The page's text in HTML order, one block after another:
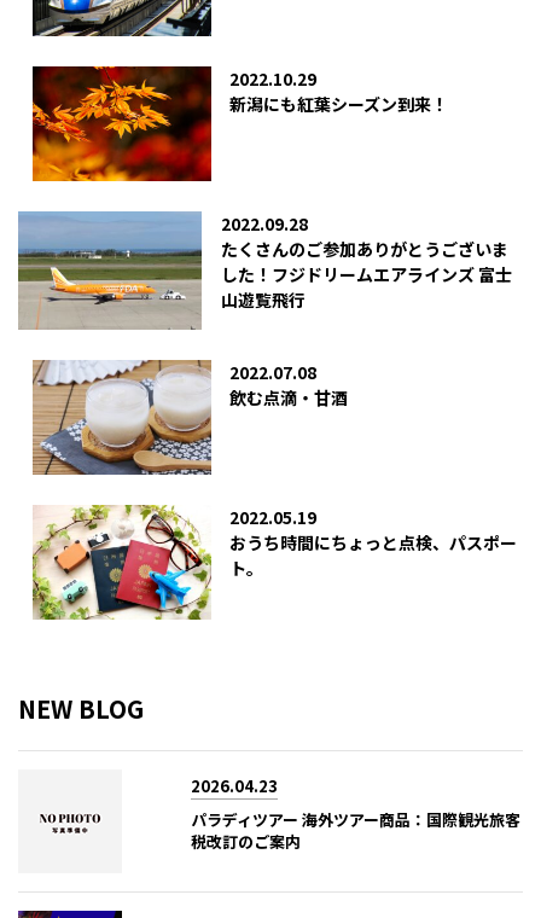
2022.10.29
新潟にも紅葉シーズン到来！
2022.09.28
たくさんのご参加ありがとうございま
した！フジドリームエアラインズ 富士
山遊覧飛行
2022.07.08
飲む点滴・甘酒
2022.05.19
おうち時間にちょっと点検、パスポー
ト。
NEW BLOG
2026.04.23
パラディツアー 海外ツアー商品：国際観光旅客
税改訂のご案内